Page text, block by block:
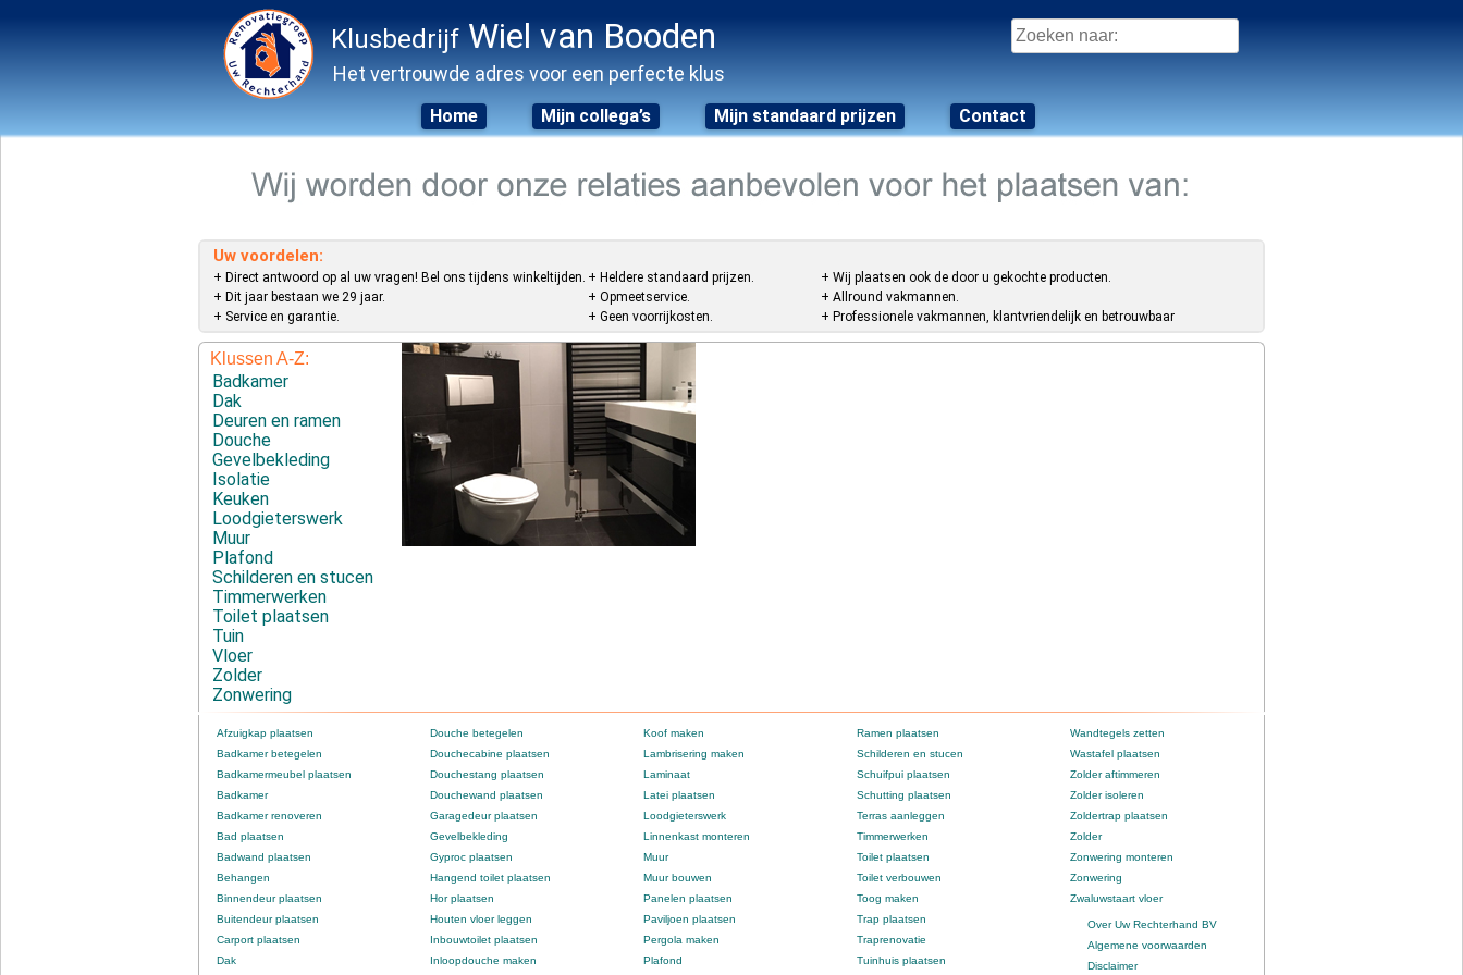
Klusbedrijf Wiel van Booden
Het vertrouwde adres voor een perfecte klus
Zoeken
naar:
Home Mijn collega’s Mijn standaard prijzen Contact
Uw voordelen:
+ Direct antwoord op al uw vragen! Bel ons tijdens winkeltijden.
+ Dit jaar bestaan we 29 jaar.
+ Service en garantie.
+ Heldere standaard prijzen.
+ Opmeetservice.
+ Geen voorrijkosten.
+ Wij plaatsen ook de door u gekochte producten.
+ Allround vakmannen.
+ Professionele vakmannen, klantvriendelijk en betrouwbaar
Klussen A-Z:
Badkamer
Dak
Deuren en ramen
Douche
Gevelbekleding
Isolatie
Keuken
Loodgieterswerk
Muur
Plafond
Schilderen en stucen
Timmerwerken
Toilet plaatsen
Tuin
Vloer
Zolder
Zonwering
Afzuigkap plaatsen
Badkamer betegelen
Badkamermeubel plaatsen
Badkamer
Badkamer renoveren
Bad plaatsen
Badwand plaatsen
Behangen
Binnendeur plaatsen
Buitendeur plaatsen
Carport plaatsen
Dak
Douche betegelen
Douchecabine plaatsen
Douchestang plaatsen
Douchewand plaatsen
Garagedeur plaatsen
Gevelbekleding
Gyproc plaatsen
Hangend toilet plaatsen
Hor plaatsen
Houten vloer leggen
Inbouwtoilet plaatsen
Inloopdouche maken
Koof maken
Lambrisering maken
Laminaat
Latei plaatsen
Loodgieterswerk
Linnenkast monteren
Muur
Muur bouwen
Panelen plaatsen
Paviljoen plaatsen
Pergola maken
Plafond
Ramen plaatsen
Schilderen en stucen
Schuifpui plaatsen
Schutting plaatsen
Terras aanleggen
Timmerwerken
Toilet plaatsen
Toilet verbouwen
Toog maken
Trap plaatsen
Traprenovatie
Tuinhuis plaatsen
Wandtegels zetten
Wastafel plaatsen
Zolder aftimmeren
Zolder isoleren
Zoldertrap plaatsen
Zolder
Zonwering monteren
Zonwering
Zwaluwstaart vloer
Over Uw Rechterhand BV
Algemene voorwaarden
Disclaimer